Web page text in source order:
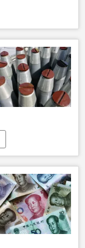
Federação Nacional de Servidores Penitenciários (Fenaspen)